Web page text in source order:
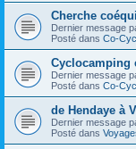
Cherche
Dernier message
Posté dans Co-
Cyclocamping
Dernier message
Posté dans Co-
de Hendaye à
Dernier message
Posté dans